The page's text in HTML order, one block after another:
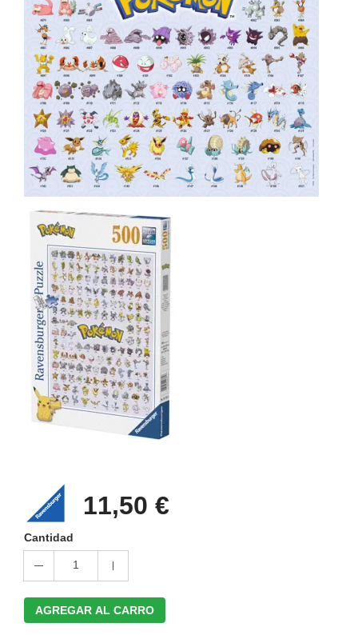
11,50 €
Cantidad
1
AGREGAR AL CARRO